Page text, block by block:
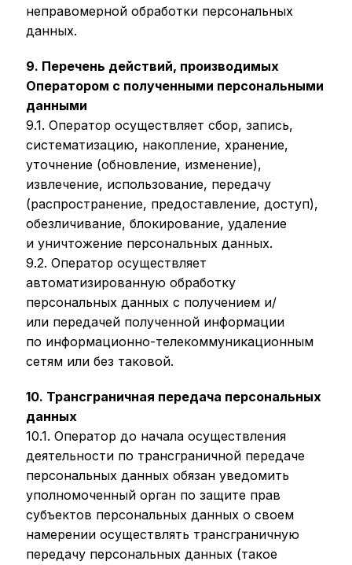
неправомерной обработки персональных
данных.
9. Перечень действий, производимых
Оператором с полученными персональными
данными
9.1. Оператор осуществляет сбор, запись,
систематизацию, накопление, хранение,
уточнение (обновление, изменение),
извлечение, использование, передачу
(распространение, предоставление, доступ),
обезличивание, блокирование, удаление
и уничтожение персональных данных.
9.2. Оператор осуществляет
автоматизированную обработку
персональных данных с получением и/
или передачей полученной информации
по информационно-телекоммуникационным
сетям или без таковой.
10. Трансграничная передача персональных
данных
10.1. Оператор до начала осуществления
деятельности по трансграничной передаче
персональных данных обязан уведомить
уполномоченный орган по защите прав
субъектов персональных данных о своем
намерении осуществлять трансграничную
передачу персональных данных (такое